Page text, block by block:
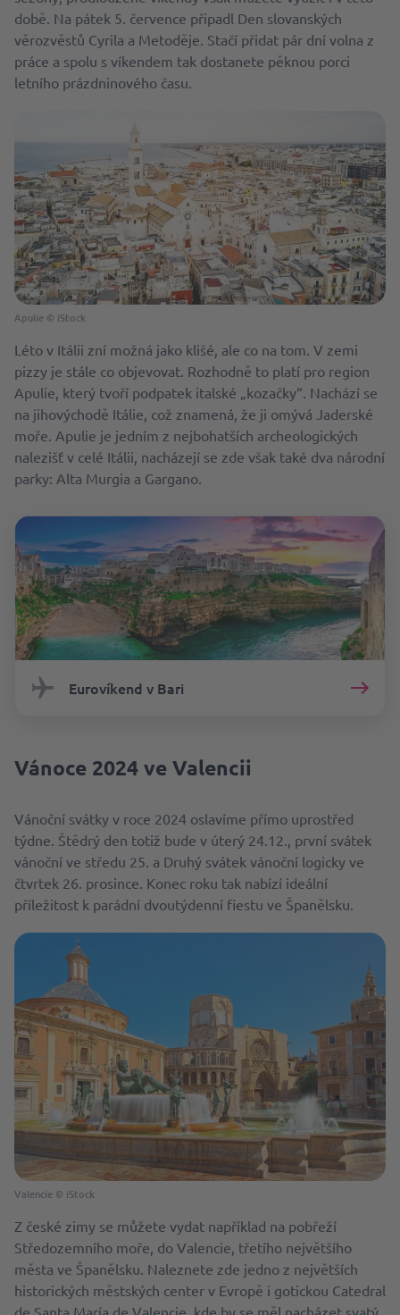
době. Na pátek 5. července připadl Den slovanských
věrozvěstů Cyrila a Metoděje. Stačí přidat pár dní volna z
práce a spolu s víkendem tak dostanete pěknou porci
letního prázdninového času.
Apulie © iStock
Léto v Itálii zní možná jako klišé, ale co na tom. V zemi
pizzy je stále co objevovat. Rozhodně to platí pro region
Apulie, který tvoří podpatek italské „kozačky“. Nachází se
na jihovýchodě Itálie, což znamená, že ji omývá Jaderské
moře. Apulie je jedním z nejbohatších archeologických
nalezišť v celé Itálii, nacházejí se zde však také dva národní
parky: Alta Murgia a Gargano.
Eurovíkend v Bari
Vánoce 2024 ve Valencii
Vánoční svátky v roce 2024 oslavíme přímo uprostřed
týdne. Štědrý den totiž bude v úterý 24.12., první svátek
vánoční ve středu 25. a Druhý svátek vánoční logicky ve
čtvrtek 26. prosince. Konec roku tak nabízí ideální
příležitost k parádní dvoutýdenní fiestu ve Španělsku.
Valencie © iStock
Z české zimy se můžete vydat například na pobřeží
Středozemního moře, do Valencie, třetího největšího
města ve Španělsku. Naleznete zde jedno z největších
historických městských center v Evropě i gotickou Catedral
de Santa María de Valencie, kde by se měl nacházet svatý